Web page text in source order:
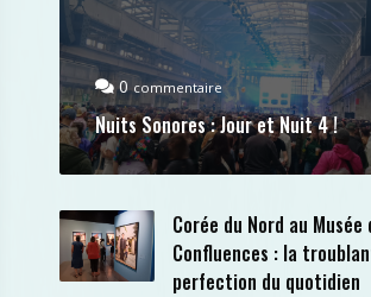
0commentaire
Nuits Sonores : Jour et Nuit 4 !
Corée du Nord au Musée
Confluences : la
perfection du quotidien